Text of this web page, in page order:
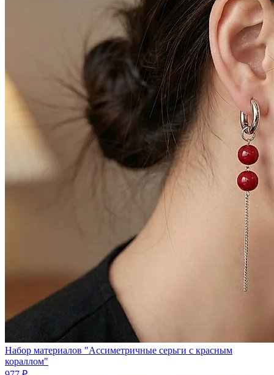
Набор материалов "Ассиметричные серьги с красным
кораллом"